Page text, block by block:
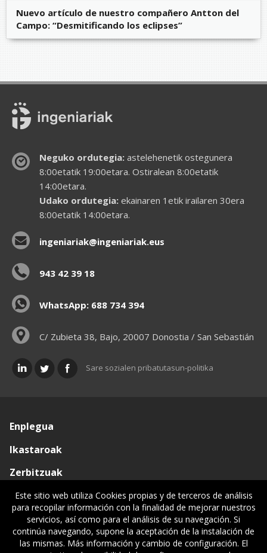
Nuevo artículo de nuestro compañero Antton del
Campo: “Desmitificando los eclipses”
Neguko ordutegia:astelehenetik ostegunera
8:00etatik 19:00etara. Ostiralean 8:00etatik
14:00etara.
Udako ordutegia:ekainaren 1etik irailaren 30era
8:00etatik 14:00etara.
ingeniariak@ingeniariak.eus
943 42 39 18
WhatsApp: 688 734 394
C/ Zubieta 38, Bajo, 20007 Donostia / San Sebastián
Sare sozialen pribatutasun-politika
Enplegua
Ikastaroak
Zerbitzuak
Elkargoa
Oniritziak
Lehiatila Bakarra
Este sitio web utiliza Cookies propias y de terceros de análisis
para recopilar información con la finalidad de mejorar nuestros
servicios, así como para el análisis de su navegación. Si
continúa navegando, supone la aceptación de la instalación de
las mismas. Más información y cambio de configuración. El